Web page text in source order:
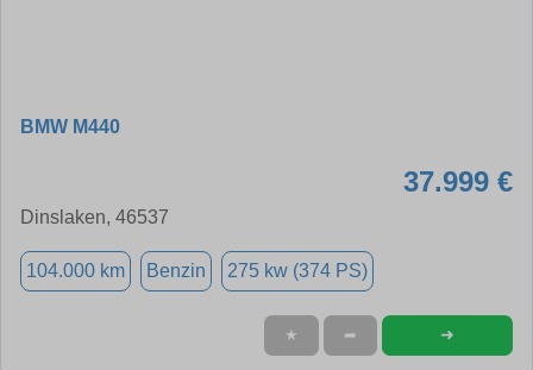
BMW M440
37.999 €
Dinslaken, 46537
104.000 km Benzin 275 kw (374 PS)
★ ➦ ➜